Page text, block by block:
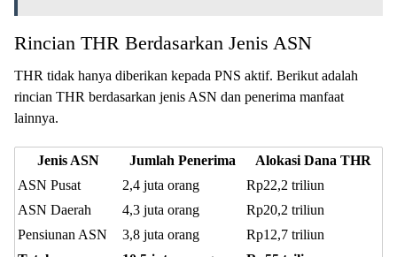
Rincian THR Berdasarkan Jenis ASN
THR tidak hanya diberikan kepada PNS aktif. Berikut adalah
rincian THR berdasarkan jenis ASN dan penerima manfaat
lainnya.
Jenis ASN Jumlah Penerima
Alokasi Dana THR
ASN Pusat
2,4 juta orang
Rp22,2 triliun
ASN Daerah
4,3 juta orang
Rp20,2 triliun
Pensiunan ASN
3,8 juta orang
Rp12,7 triliun